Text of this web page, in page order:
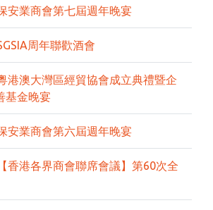
安業商會第七屆週年晚宴
周年聯歡酒會
港澳大灣區經貿協會成立典禮暨企
基金晚宴
安業商會第六屆週年晚宴
香港各界商會聯席會議】第60次全